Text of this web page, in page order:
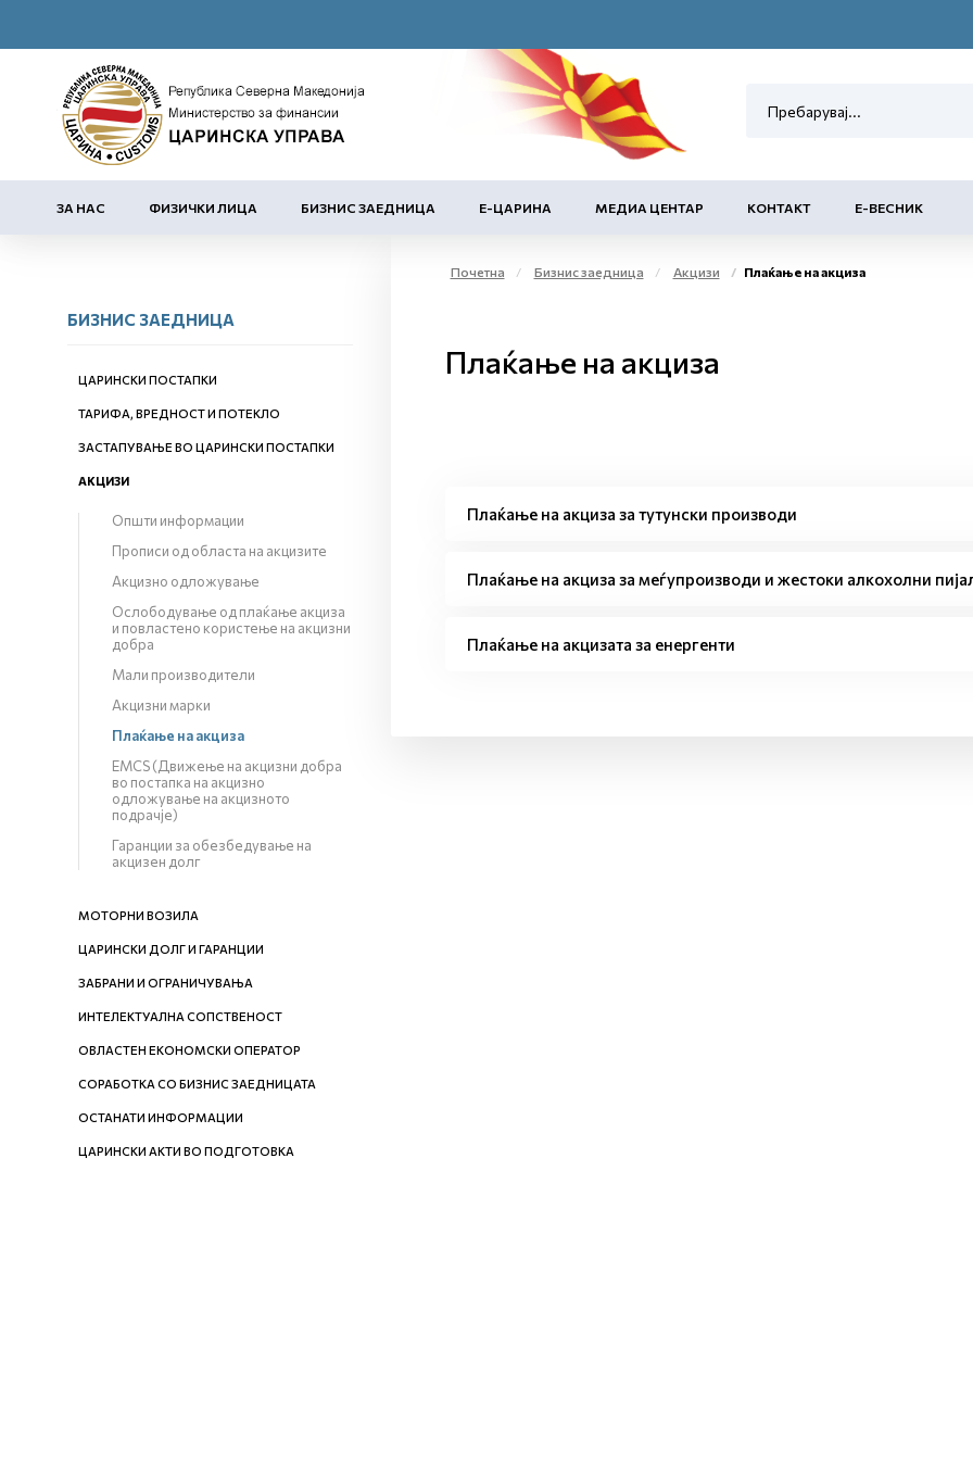
ЗА НАС ФИЗИЧКИ ЛИЦА БИЗНИС ЗАЕДНИЦА Е-ЦАРИНА МЕДИА ЦЕНТАР КОНТАКТ Е-ВЕСНИК
БИЗНИС ЗАЕДНИЦА
ЦАРИНСКИ ПОСТАПКИ
ТАРИФА, ВРЕДНОСТ И ПОТЕКЛО
ЗАСТАПУВАЊЕ ВО ЦАРИНСКИ ПОСТАПКИ
АКЦИЗИ
Општи информации
Прописи од областа на акцизите
Акцизно одложување
Ослободување од плаќање акциза
и повластено користење на акцизни
добра
Мали производители
Акцизни марки
Плаќање на акциза
EMCS (Движење на акцизни добра
во постапка на акцизно
одложување на акцизното
подрачје)
Гаранции за обезбедување на
акцизен долг
МОТОРНИ ВОЗИЛА
ЦАРИНСКИ ДОЛГ И ГАРАНЦИИ
ЗАБРАНИ И ОГРАНИЧУВАЊА
ИНТЕЛЕКТУАЛНА СОПСТВЕНОСТ
ОВЛАСТЕН ЕКОНОМСКИ ОПЕРАТОР
СОРАБОТКА СО БИЗНИС ЗАЕДНИЦАТА
ОСТАНАТИ ИНФОРМАЦИИ
ЦАРИНСКИ АКТИ ВО ПОДГОТОВКА
Почетна Бизнис заедница Акцизи Плаќање на акциза
Плаќање на акциза
Плаќање на акциза за тутунски производи
Плаќање на акциза за меѓупроизводи и жестоки алкохолни
Плаќање на акцизата за енергенти